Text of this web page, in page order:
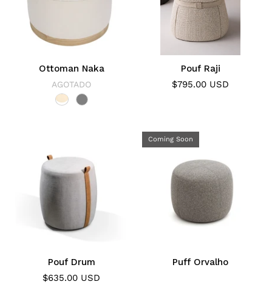
Ottoman Naka
AGOTADO
Pouf Raji
$795.00 USD
Pouf Drum
$635.00 USD
Coming Soon
Puff Orvalho